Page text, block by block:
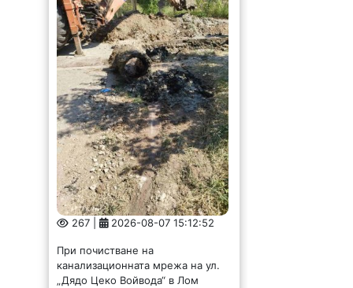
267 | 2026-08-07 15:12:52
При почистване на
канализационната мрежа на ул.
„Дядо Цеко Войвода“ в Лом